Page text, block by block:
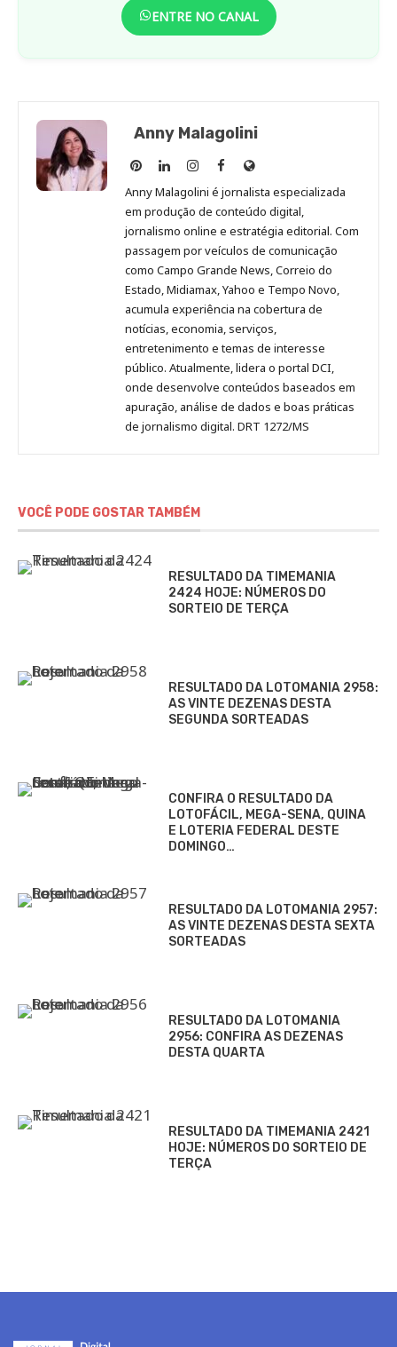
ENTRE NO CANAL
Anny Malagolini
Anny
Malagolini
no
Pinterest
Anny
Malagolini
no
LinkedIn
Anny
Malagolini
no
Instagram
Anny
Malagolini
no
Facebook
Site
de
Anny
Malagolini
Anny Malagolini é jornalista especializada
em produção de conteúdo digital,
jornalismo online e estratégia editorial. Com
passagem por veículos de comunicação
como Campo Grande News, Correio do
Estado, Midiamax, Yahoo e Tempo Novo,
acumula experiência na cobertura de
notícias, economia, serviços,
entretenimento e temas de interesse
público. Atualmente, lidera o portal DCI,
onde desenvolve conteúdos baseados em
apuração, análise de dados e boas práticas
de jornalismo digital. DRT 1272/MS
VOCÊ PODE GOSTAR TAMBÉM
RESULTADO DA TIMEMANIA
2424 HOJE: NÚMEROS DO
SORTEIO DE TERÇA
RESULTADO DA LOTOMANIA 2958:
AS VINTE DEZENAS DESTA
SEGUNDA SORTEADAS
CONFIRA O RESULTADO DA
LOTOFÁCIL, MEGA-SENA, QUINA
E LOTERIA FEDERAL DESTE
DOMINGO…
RESULTADO DA LOTOMANIA 2957:
AS VINTE DEZENAS DESTA SEXTA
SORTEADAS
RESULTADO DA LOTOMANIA
2956: CONFIRA AS DEZENAS
DESTA QUARTA
RESULTADO DA TIMEMANIA 2421
HOJE: NÚMEROS DO SORTEIO DE
TERÇA